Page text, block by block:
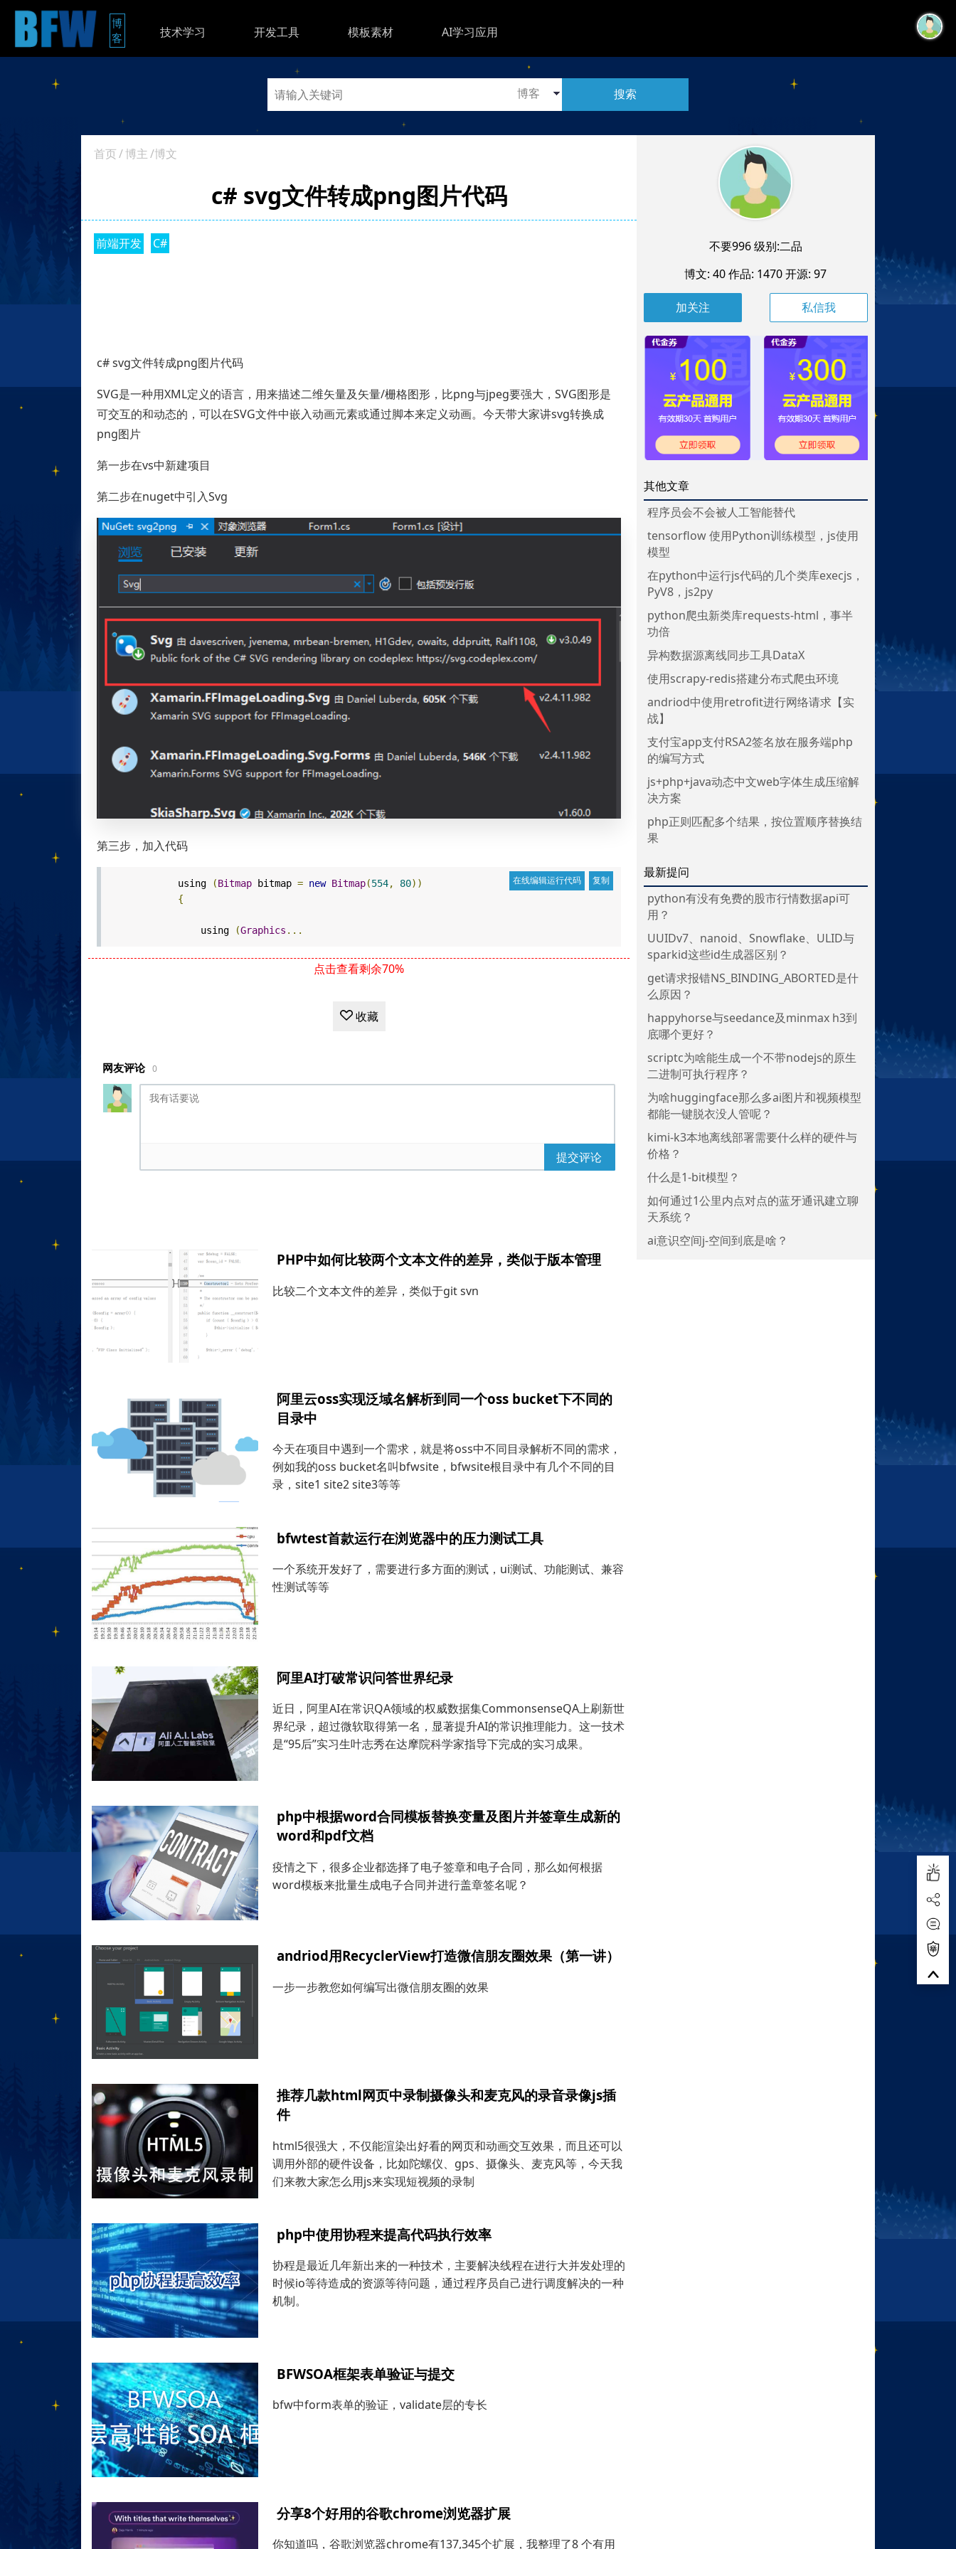
博
客
技术学习 开发工具 模板素材 AI学习应用
搜索
首页/博主/博文
c# svg文件转成png图片代码
前端开发 C#
c# svg文件转成png图片代码
SVG是一种用XML定义的语言，用来描述二维矢量及矢量/栅格图形，比png与jpeg要强大，SVG图形是
可交互的和动态的，可以在SVG文件中嵌入动画元素或通过脚本来定义动画。今天带大家讲svg转换成
png图片
第一步在vs中新建项目
第二步在nuget中引入Svg
第三步，加入代码
using (Bitmapbitmap = new Bitmap(554, 80))
{
using (Graphics ...
点击查看剩余70%
收藏
网友评论 0
提交评论
PHP中如何比较两个文本文件的差异，类似于版本管理
比较二个文本文件的差异，类似于git svn
阿里云oss实现泛域名解析到同一个oss bucket下不同的
目录中
今天在项目中遇到一个需求，就是将oss中不同目录解析不同的需求，
例如我的oss bucket名叫bfwsite，bfwsite根目录中有几个不同的目
录，site1 site2 site3等等
bfwtest首款运行在浏览器中的压力测试工具
一个系统开发好了，需要进行多方面的测试，ui测试、功能测试、兼容
性测试等等
阿里AI打破常识问答世界纪录
近日，阿里AI在常识QA领域的权威数据集CommonsenseQA上刷新世
界纪录，超过微软取得第一名，显著提升AI的常识推理能力。这一技术
是“95后”实习生叶志秀在达摩院科学家指导下完成的实习成果。
php中根据word合同模板替换变量及图片并签章生成新的
word和pdf文档
疫情之下，很多企业都选择了电子签章和电子合同，那么如何根据
word模板来批量生成电子合同并进行盖章签名呢？
andriod用RecyclerView打造微信朋友圈效果（第一讲）
一步一步教您如何编写出微信朋友圈的效果
推荐几款html网页中录制摄像头和麦克风的录音录像js插
件
html5很强大，不仅能渲染出好看的网页和动画交互效果，而且还可以
调用外部的硬件设备，比如陀螺仪、gps、摄像头、麦克风等，今天我
们来教大家怎么用js来实现短视频的录制
php中使用协程来提高代码执行效率
协程是最近几年新出来的一种技术，主要解决线程在进行大并发处理的
时候io等待造成的资源等待问题，通过程序员自己进行调度解决的一种
机制。
BFWSOA框架表单验证与提交
bfw中form表单的验证，validate层的专长
分享8个好用的谷歌chrome浏览器扩展
你知道吗，谷歌浏览器chrome有137,345个扩展，我整理了8 个有用
不要996 级别:二品
博文: 40 作品: 1470 开源: 97
私信我
其他文章
程序员会不会被人工智能替代
tensorflow 使用Python训练模型，js使用
模型
在python中运行js代码的几个类库execjs，
PyV8，js2py
python爬虫新类库requests-html，事半
功倍
异构数据源离线同步工具DataX
使用scrapy-redis搭建分布式爬虫环境
andriod中使用retrofit进行网络请求【实
战】
支付宝app支付RSA2签名放在服务端php
的编写方式
js+php+java动态中文web字体生成压缩解
决方案
php正则匹配多个结果，按位置顺序替换结
果
最新提问
python有没有免费的股市行情数据api可
用？
UUIDv7、nanoid、Snowflake、ULID与
sparkid这些id生成器区别？
get请求报错NS_BINDING_ABORTED是什
么原因？
happyhorse与seedance及minmax h3到
底哪个更好？
scriptc为啥能生成一个不带nodejs的原生
二进制可执行程序？
为啥huggingface那么多ai图片和视频模型
都能一键脱衣没人管呢？
kimi-k3本地离线部署需要什么样的硬件与
价格？
什么是1-bit模型？
如何通过1公里内点对点的蓝牙通讯建立聊
天系统？
ai意识空间j-空间到底是啥？